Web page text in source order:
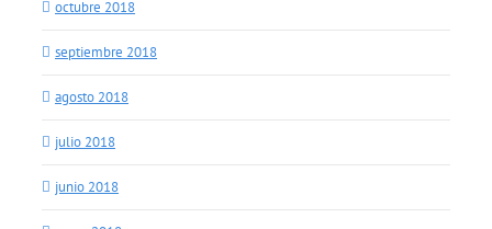
octubre 2018
septiembre 2018
agosto 2018
julio 2018
junio 2018